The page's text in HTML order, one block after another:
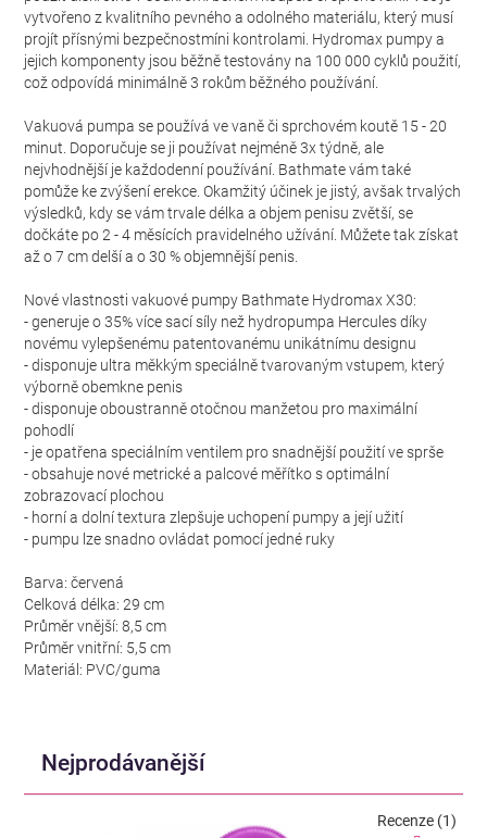
vytvořeno z kvalitního pevného a odolného materiálu, který musí
projít přísnými bezpečnostmíni kontrolami. Hydromax pumpy a
jejich komponenty jsou běžně testovány na 100 000 cyklů použití,
což odpovídá minimálně 3 rokům běžného používání.
Vakuová pumpa se používá ve vaně či sprchovém koutě 15 - 20
minut. Doporučuje se ji používat nejméně 3x týdně, ale
nejvhodnější je každodenní používání. Bathmate vám také
pomůže ke zvýšení erekce. Okamžitý účinek je jistý, avšak trvalých
výsledků, kdy se vám trvale délka a objem penisu zvětší, se
dočkáte po 2 - 4 měsících pravidelného užívání. Můžete tak získat
až o 7 cm delší a o 30 % objemnější penis.
Nové vlastnosti vakuové pumpy Bathmate Hydromax X30:
- generuje o 35% více sací síly než hydropumpa Hercules díky
novému vylepšenému patentovanému unikátnímu designu
- disponuje ultra měkkým speciálně tvarovaným vstupem, který
výborně obemkne penis
- disponuje oboustranně otočnou manžetou pro maximální
pohodlí
- je opatřena speciálním ventilem pro snadnější použití ve sprše
- obsahuje nové metrické a palcové měřítko s optimální
zobrazovací plochou
- horní a dolní textura zlepšuje uchopení pumpy a její užití
- pumpu lze snadno ovládat pomocí jedné ruky
Barva: červená
Celková délka: 29 cm
Průměr vnější: 8,5 cm
Průměr vnitřní: 5,5 cm
Materiál: PVC/guma
Nejprodávanější
Recenze (1)